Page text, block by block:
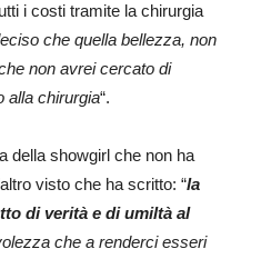
i costi tramite la chirurgia
che quella bellezza, non
non avrei cercato di
alla chirurgia“.
della showgirl che non ha
visto che ha scritto: “la
di verità e di umiltà al
che a renderci esseri